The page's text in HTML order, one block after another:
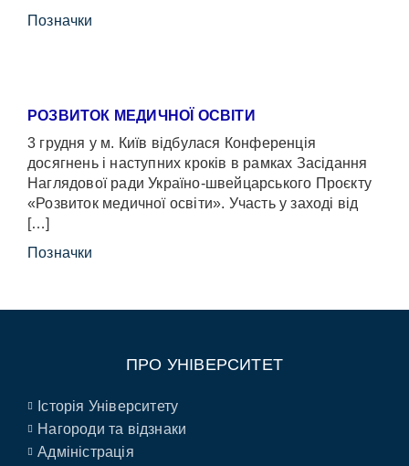
Позначки
РОЗВИТОК МЕДИЧНОЇ ОСВІТИ
3 грудня у м. Київ відбулася Конференція
досягнень і наступних кроків в рамках Засідання
Наглядової ради Україно-швейцарського Проєкту
«Розвиток медичної освіти». Участь у заході від
[…]
Позначки
ПРО УНІВЕРСИТЕТ
Історія Університету
Нагороди та відзнаки
Адміністрація